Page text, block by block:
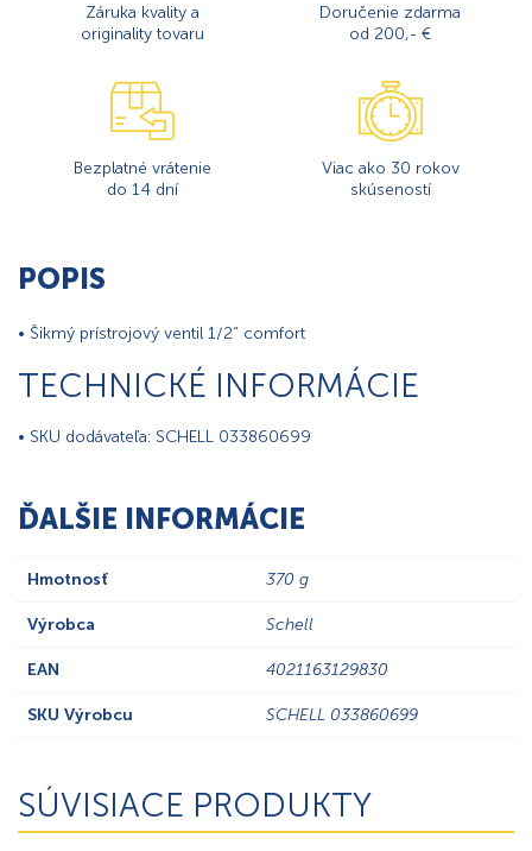
Záruka kvality a
originality tovaru
Doručenie zdarma
od 200,- €
Bezplatné vrátenie
do 14 dní
Viac ako 30 rokov
skúseností
POPIS
• Šikmý prístrojový ventil 1/2“ comfort
TECHNICKÉ INFORMÁCIE
• SKU dodávateľa: SCHELL 033860699
ĎALŠIE INFORMÁCIE
Hmotnosť 370 g
Výrobca Schell
EAN 4021163129830
SKU Výrobcu SCHELL 033860699
SÚVISIACE PRODUKTY